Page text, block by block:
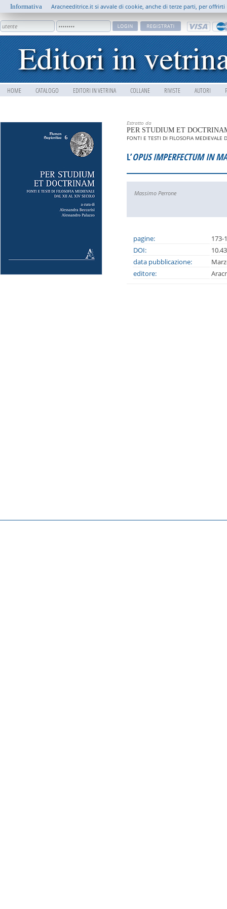
HOME CATALOGO EDITORI IN VETRINA COLLANE RIVISTE AUTORI
Informativa Aracneeditrice.it si avvale di cookie, anche di terze parti, per
Estratto da
PER STUDIUM ET
FONTI E TESTI DI FILOSOFIA MEDIEVALE
L’OPUS IMPERFECTUM IN
Massimo Perrone
pagine:
173-
DOI:
data pubblicazione:
editore: